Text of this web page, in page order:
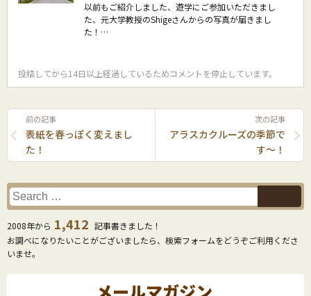
以前もご紹介しました、遊学にご参加いただきまし
た、元大学教授のShigeさんからの写真が届きまし
た！…
投稿してから14日以上経過しているためコメントを停止しています。
前の記事
表紙を春っぽく変えまし
た！
次の記事
アラスカクルーズの季節で
す〜！
2008年から 1,412 記事書きました！
お調べになりたいことがございましたら、検索フォームをどうぞご利用くださ
いませ。